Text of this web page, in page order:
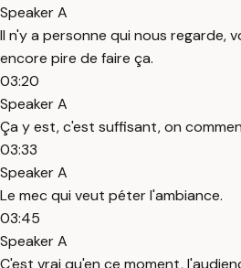
Speaker A
Il n'y a personne qui nous regarde,
encore pire de faire ça.
03:20
Speaker A
Ça y est, c'est suffisant, on
03:33
Speaker A
Le mec qui veut péter l'ambiance.
03:45
Speaker A
C'est vrai qu'en ce moment,